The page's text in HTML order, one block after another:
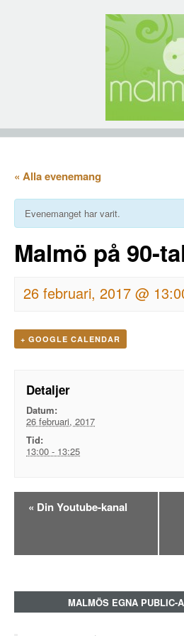
« Alla evenemang
Evenemanget har varit.
Malmö på 90-
26 februari, 2017 @
+ GOOGLE CALENDAR
Detaljer
Datum:
26 februari, 2017
Tid:
13:00 - 13:25
Evenemangsnavigation
« Din Youtube-kanal
MALMÖS EGNA PUBLIC-